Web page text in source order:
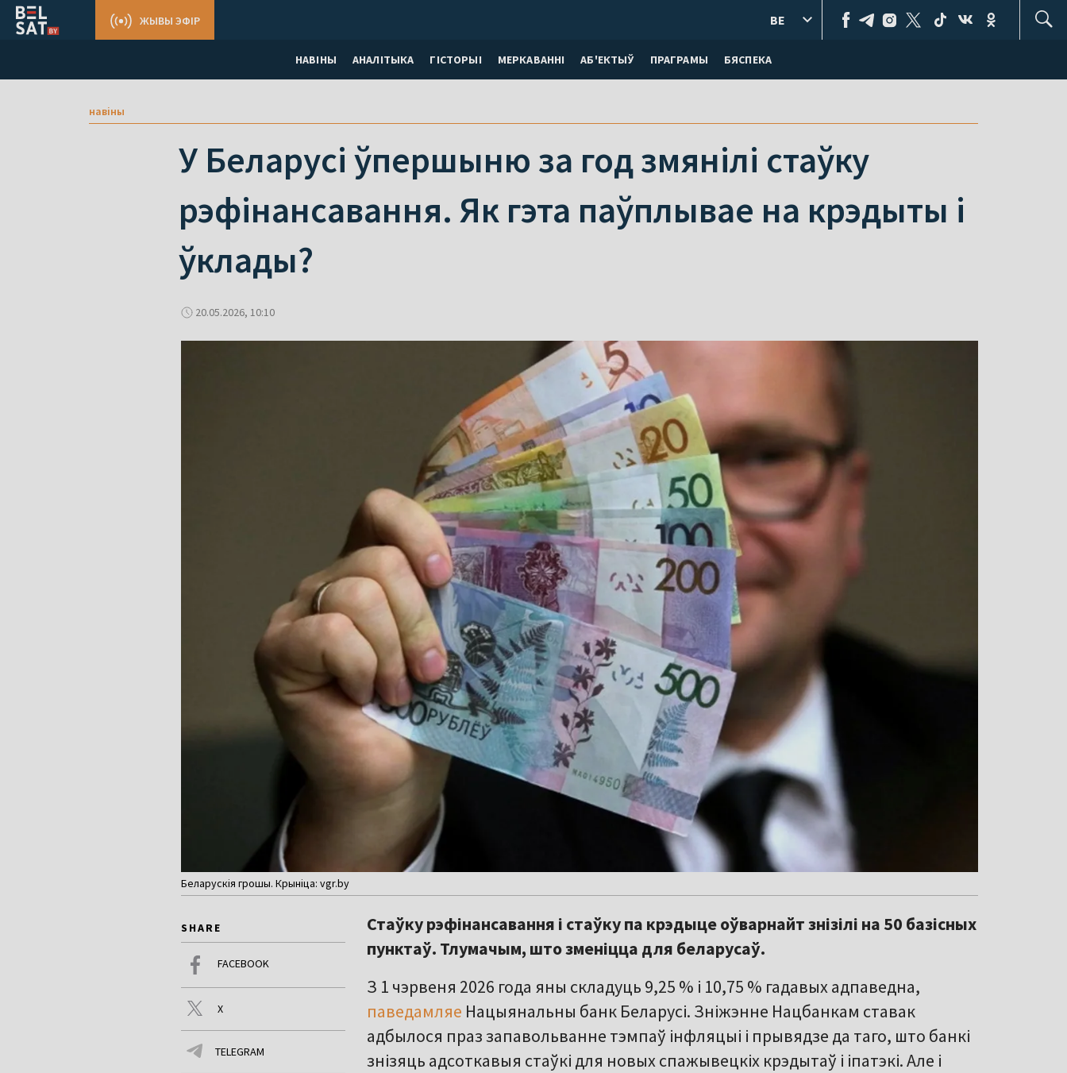
НАВІНЫ АНАЛІТЫКА ГІСТОРЫІ МЕРКАВАННI АБ'ЕКТЫЎ ПРАГРАМЫ БЯСПЕКА
ЖЫВЫ ЭФІР BE
навіны
У Беларусі ўпершыню за год змянілі стаўку
рэфінансавання. Як гэта паўплывае на крэдыты і
ўклады?
20.05.2026, 10:10
Беларускія грошы. Крыніца: vgr.by
SHARE
FACEBOOK
X
TELEGRAM
Стаўку рэфінансавання і стаўку па крэдыце оўварнайт знізілі на 50 базісных
пунктаў. Тлумачым, што зменіцца для беларусаў.
З 1 чэрвеня 2026 года яны складуць 9,25 % і 10,75 % гадавых адпаведна,
паведамляе Нацыянальны банк Беларусі. Зніжэнне Нацбанкам ставак
адбылося праз запавольванне тэмпаў інфляцыі і прывядзе да таго, што банкі
знізяць адсоткавыя стаўкі для новых спажывецкіх крэдытаў і іпатэкі. Але і